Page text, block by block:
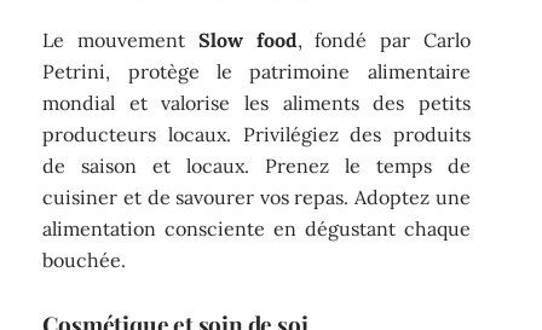
Le mouvement Slow food, fondé par Carlo
Petrini, protège le patrimoine alimentaire
mondial et valorise les aliments des petits
producteurs locaux. Privilégiez des produits
de saison et locaux. Prenez le temps de
cuisiner et de savourer vos repas. Adoptez une
alimentation consciente en dégustant chaque
bouchée.